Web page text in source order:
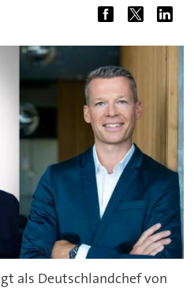
als Deutschlandchef von